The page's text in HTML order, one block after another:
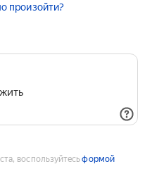
произойти?
воспользуйтесьформой